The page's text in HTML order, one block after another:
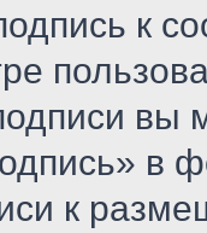
к
вы
в
к